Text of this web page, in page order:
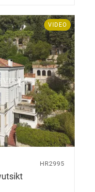
VIDEO
HR2995